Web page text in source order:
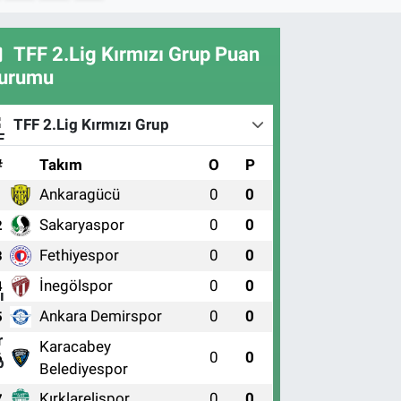
TFF 2.Lig Kırmızı Grup Puan
TFF 2.Lig Kırmızı Grup
Takım O P
Ankaragücü 0 0
Sakaryaspor 0 0
Fethiyespor 0 0
İnegölspor 0 0
Ankara Demirspor 0 0
Karacabey
Belediyespor
0 0